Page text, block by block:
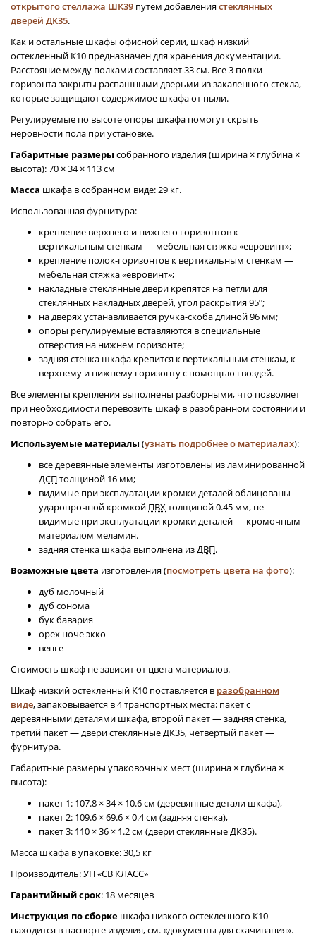
открытого стеллажа ШК39 путем добавлениястеклянных
дверей ДК35.
Как и остальные шкафы офисной серии, шкаф низкий
остекленный К10 предназначен для хранения документации.
Расстояние между полками составляет 33 см. Все 3 полки-
горизонта закрыты распашными дверьми из закаленного стекла,
которые защищают содержимое шкафа от пыли.
Регулируемые по высоте опоры шкафа помогут скрыть
неровности пола при установке.
Габаритные размеры собранного изделия (ширина × глубина ×
высота): 70 × 34 × 113 см
Масса шкафа в собранном виде: 29 кг.
Использованная фурнитура:
крепление верхнего и нижнего горизонтов к
вертикальным стенкам — мебельная стяжка «евровинт»;
крепление полок-горизонтов к вертикальным стенкам —
мебельная стяжка «евровинт»;
накладные стеклянные двери крепятся на петли для
стеклянных накладных дверей, угол раскрытия 95º;
на дверях устанавливается ручка-скоба длиной 96 мм;
опоры регулируемые вставляются в специальные
отверстия на нижнем горизонте;
задняя стенка шкафа крепится к вертикальным стенкам, к
верхнему и нижнему горизонту с помощью гвоздей.
Все элементы крепления выполнены разборными, что позволяет
при необходимости перевозить шкаф в разобранном состоянии и
повторно собрать его.
Используемые материалы (узнать подробнее о материалах):
все деревянные элементы изготовлены из ламинированной
ДСПтолщиной 16 мм;
видимые при эксплуатации кромки деталей облицованы
ударопрочной кромкой ПВХтолщиной 0.45 мм, не
видимые при эксплуатации кромки деталей — кромочным
материалом меламин.
задняя стенка шкафа выполнена изДВП.
Возможные цвета изготовления (посмотреть цвета на фото):
дуб молочный
дуб сонома
бук бавария
орех ноче экко
венге
Стоимость шкаф не зависит от цвета материалов.
Шкаф низкий остекленный К10 поставляется в разобранном
виде, запаковывается в 4 транспортных места: пакет с
деревянными деталями шкафа, второй пакет — задняя стенка,
третий пакет — двери стеклянные ДК35, четвертый пакет —
фурнитура.
Габаритные размеры упаковочных мест (ширина × глубина ×
высота):
пакет 1: 107.8 × 34 × 10.6 см (деревянные детали шкафа),
пакет 2: 109.6 × 69.6 × 0.4 см (задняя стенка),
пакет 3: 110 × 36 × 1.2 см (двери стеклянные ДК35).
Масса шкафа в упаковке: 30,5 кг
Производитель: УП «СВ КЛАСС»
Гарантийный срок: 18 месяцев
Инструкция по сборке шкафа низкого остекленного К10
находится в паспорте изделия, см. «документы для скачивания».